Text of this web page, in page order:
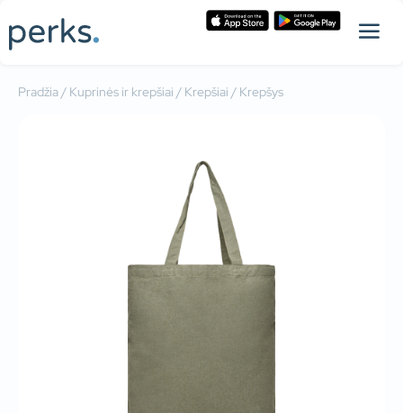
Pradžia/ Kuprinės ir krepšiai / Krepšiai / Krepšys